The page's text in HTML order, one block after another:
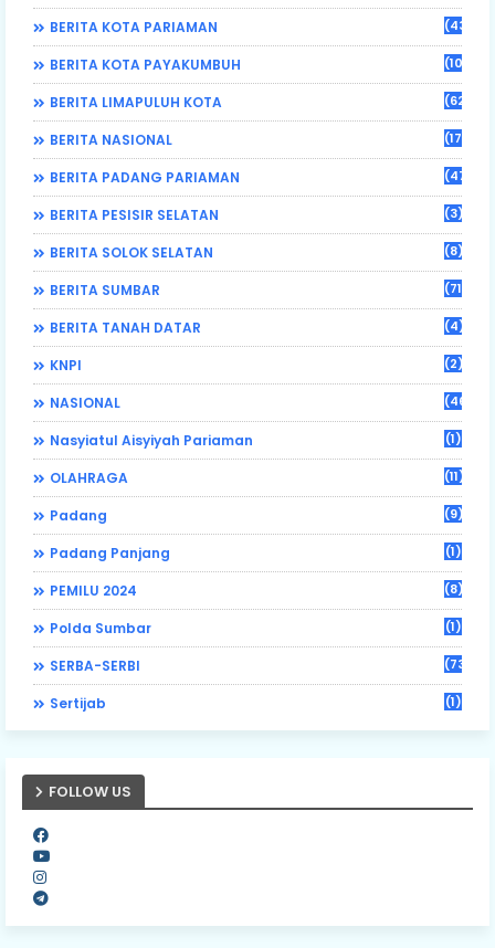
BERITA KOTA PARIAMAN (43)
BERITA KOTA PAYAKUMBUH (108)
BERITA LIMAPULUH KOTA (62)
BERITA NASIONAL (17)
BERITA PADANG PARIAMAN (470)
BERITA PESISIR SELATAN (3)
BERITA SOLOK SELATAN (8)
BERITA SUMBAR (71)
BERITA TANAH DATAR (4)
KNPI (2)
NASIONAL (46)
Nasyiatul Aisyiyah Pariaman (1)
OLAHRAGA (11)
Padang (9)
Padang Panjang (1)
PEMILU 2024 (8)
Polda Sumbar (1)
SERBA-SERBI (73)
Sertijab (1)
FOLLOW US